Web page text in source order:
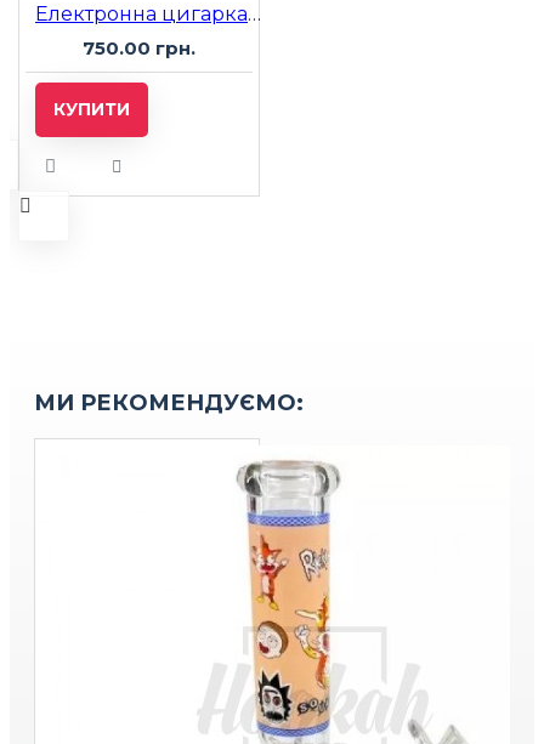
Електронна цигарка Vozol 20000 Dragon Fruit Banana Cherry (Пітайя Банан Вишня)
750.00 грн.
КУПИТИ
МИ РЕКОМЕНДУЄМО: